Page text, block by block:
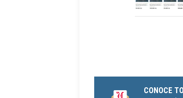
CONOCE